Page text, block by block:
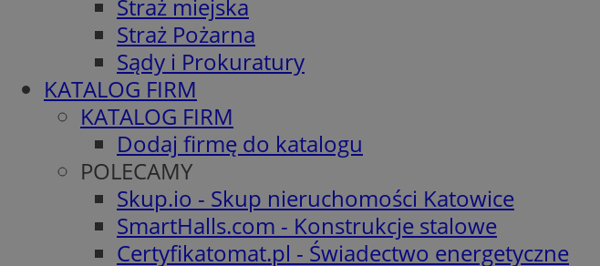
Straż miejska
Straż Pożarna
Sądy i Prokuratury
KATALOG FIRM
KATALOG FIRM
Dodaj firmę do katalogu
POLECAMY
Skup.io - Skup nieruchomości Katowice
SmartHalls.com - Konstrukcje stalowe
Certyfikatomat.pl - Świadectwo energetyczne